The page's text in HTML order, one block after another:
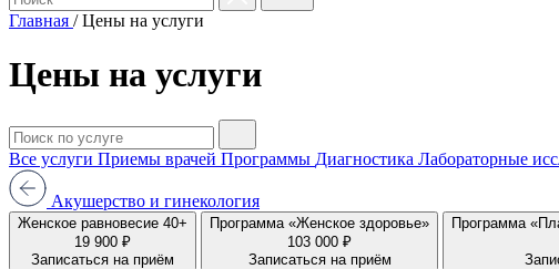
Главная / Цены на услуги
Цены на услуги
Все услуги Приемы врачей Программы Диагностика Лабораторные
Акушерство и гинекология
Женское равновесие 40+
19 900 ₽
Записаться на приём
Программа «Женское здоровье»
103 000 ₽
Записаться на приём
Программа